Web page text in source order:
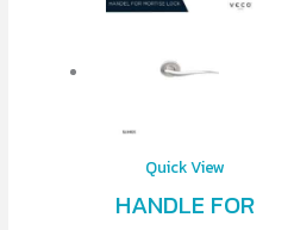
Quick View
HANDLE FOR